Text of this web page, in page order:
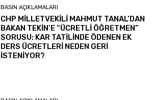
BASIN AÇIKLAMALARI
CHP MİLLETVEKİLİ MAHMUT TANAL’DAN
BAKAN TEKİN’E “ÜCRETLİ ÖĞRETMEN”
SORUSU: KAR TATİLİNDE ÖDENEN EK
DERS ÜCRETLERİ NEDEN GERİ
İSTENİYOR?